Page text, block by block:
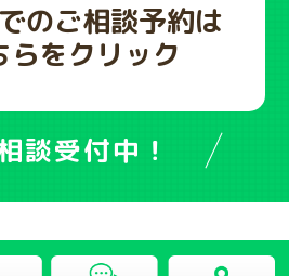
のご相談予約は
らをクリック
談受付中！